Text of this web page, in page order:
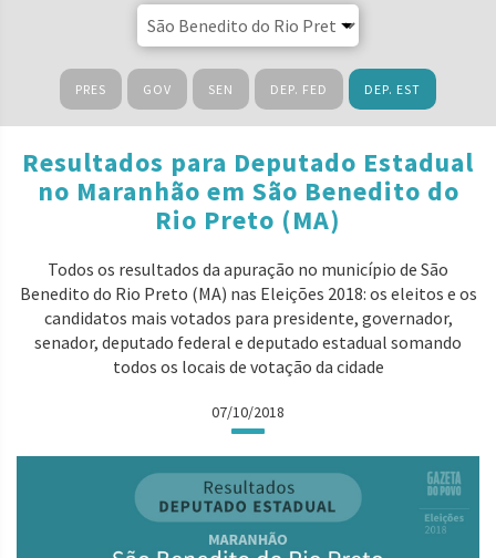
PRES GOV SEN DEP. FED DEP. EST
Resultados para Deputado Estadual
no Maranhão em São Benedito do
Rio Preto (MA)
Todos os resultados da apuração no município de São
Benedito do Rio Preto (MA) nas Eleições 2018: os eleitos e os
candidatos mais votados para presidente, governador,
senador, deputado federal e deputado estadual somando
todos os locais de votação da cidade
07/10/2018